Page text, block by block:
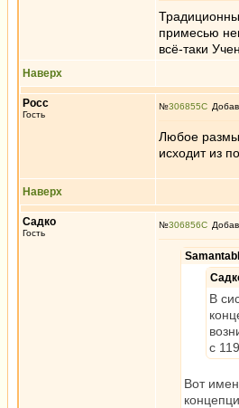
примесью
всё-таки
Наверх
Росс
Гость
№306855
Любое
исходит из
Наверх
Садко
Гость
№306856
В
с
Вот